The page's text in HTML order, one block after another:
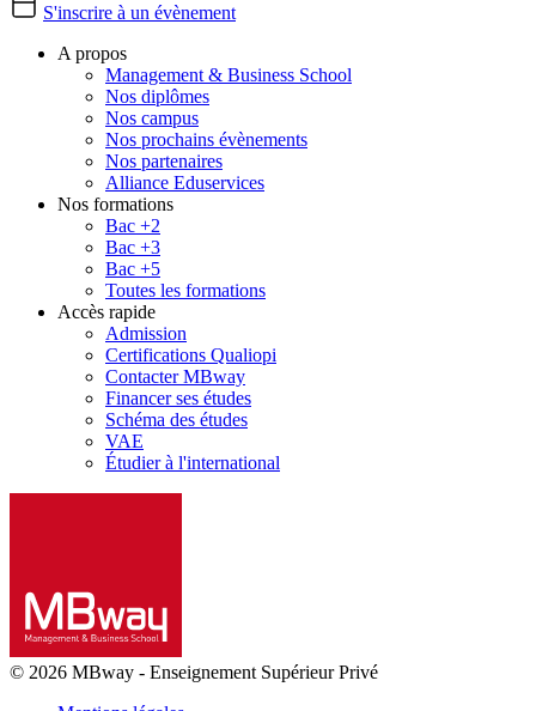
S'inscrire à un évènement
A propos
Management & Business School
Nos diplômes
Nos campus
Nos prochains évènements
Nos partenaires
Alliance Eduservices
Nos formations
Bac +2
Bac +3
Bac +5
Toutes les formations
Accès rapide
Admission
Certifications Qualiopi
Contacter MBway
Financer ses études
Schéma des études
VAE
Étudier à l'international
© 2026 MBway - Enseignement Supérieur Privé